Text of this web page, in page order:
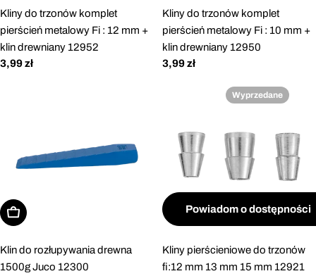
Kliny do trzonów komplet
pierścień metalowy Fi : 12 mm +
klin drewniany 12952
Cena
3,99 zł
Kliny do trzonów komplet
pierścień metalowy Fi : 10 mm +
klin drewniany 12950
Cena
3,99 zł
Dodaj do koszyka
Klin do rozłupywania drewna
1500g Juco 12300
Wyprzedane
Powiadom o dostępności
Kliny pierścieniowe do trzonów
fi:12 mm 13 mm 15 mm 12921